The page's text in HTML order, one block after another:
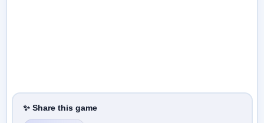
✨ Share this game